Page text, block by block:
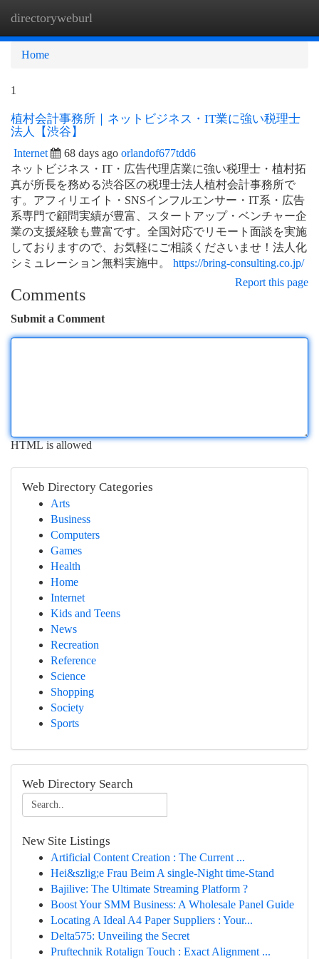
directoryweburl
Home
1
植村会計事務所｜ネットビジネス・IT業に強い税理士
法人【渋谷】
Internet 68 days ago orlandof677tdd6
ネットビジネス・IT・広告代理店業に強い税理士・植村拓
真が所長を務める渋谷区の税理士法人植村会計事務所で
す。アフィリエイト・SNSインフルエンサー・IT系・広告
系専門で顧問実績が豊富、スタートアップ・ベンチャー企
業の支援経験も豊富です。全国対応でリモート面談を実施
しておりますので、お気軽にご相談くださいませ！法人化
シミュレーション無料実施中。 https://bring-consulting.co.jp/
Report this page
Comments
Submit a Comment
HTML is allowed
Web Directory Categories
Arts
Business
Computers
Games
Health
Home
Internet
Kids and Teens
News
Recreation
Reference
Science
Shopping
Society
Sports
Web Directory Search
New Site Listings
Artificial Content Creation : The Current ...
Hei&szlig;e Frau Beim A single-Night time-Stand
Bajilive: The Ultimate Streaming Platform ?
Boost Your SMM Business: A Wholesale Panel Guide
Locating A Ideal A4 Paper Suppliers : Your...
Delta575: Unveiling the Secret
Pruftechnik Rotalign Touch : Exact Alignment ...